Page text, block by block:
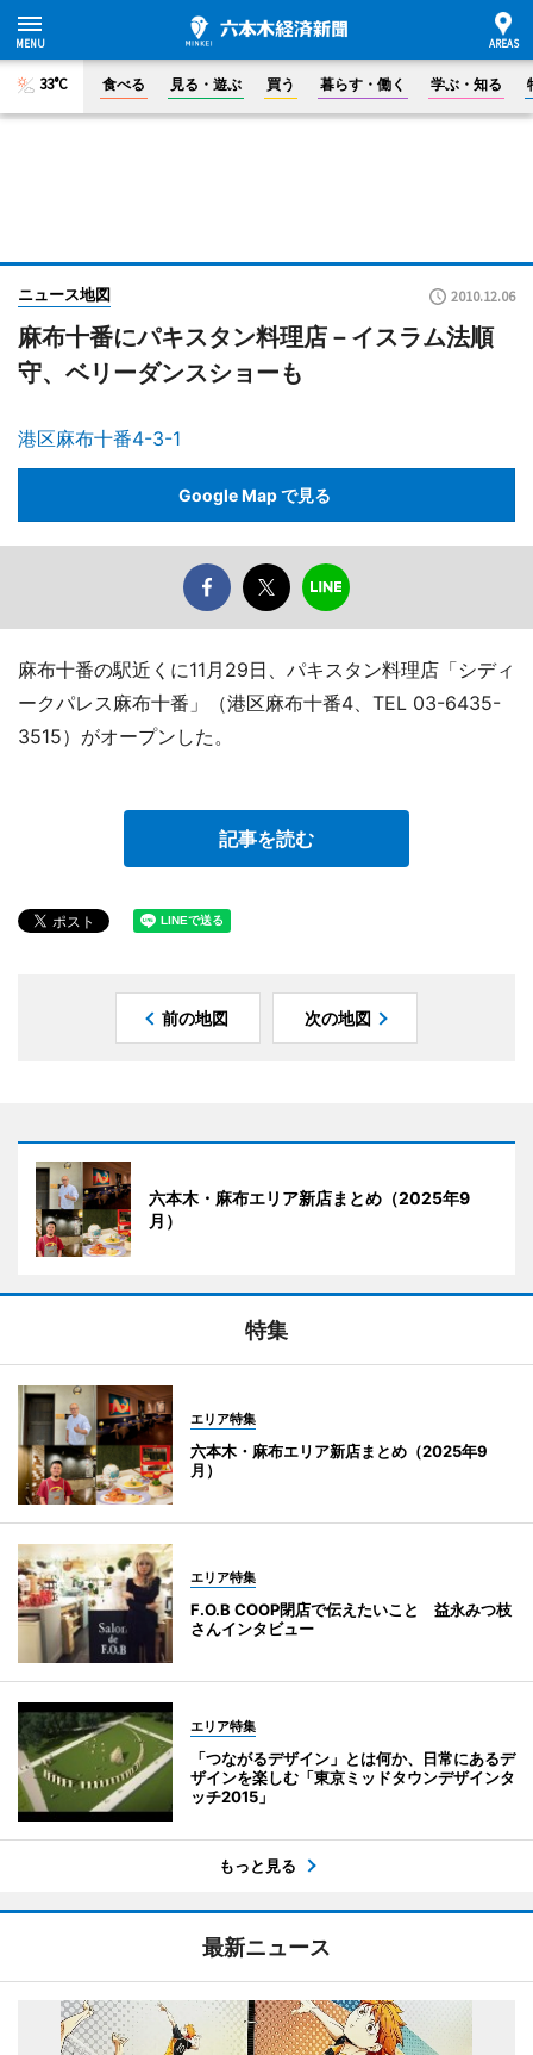
33°C 食べる 見る・遊ぶ 買う 暮らす・働く 学ぶ・知る
ニュース地図 2010.12.06
麻布十番にパキスタン料理店－イスラム法順
守、ベリーダンスショーも
港区麻布十番4-3-1
Google Map で見る
麻布十番の駅近くに11月29日、パキスタン料理店「シディ
ークパレス麻布十番」（港区麻布十番4、TEL 03-6435-
3515）がオープンした。
記事を読む
前の地図 次の地図
六本木・麻布エリア新店まとめ（2025年9
月）
特集
エリア特集
六本木・麻布エリア新店まとめ（2025年9
月）
エリア特集
F.O.B COOP閉店で伝えたいこと 益永みつ枝
さんインタビュー
エリア特集
「つながるデザイン」とは何か、日常にあるデ
ザインを楽しむ「東京ミッドタウンデザインタ
ッチ2015」
もっと見る
最新ニュース